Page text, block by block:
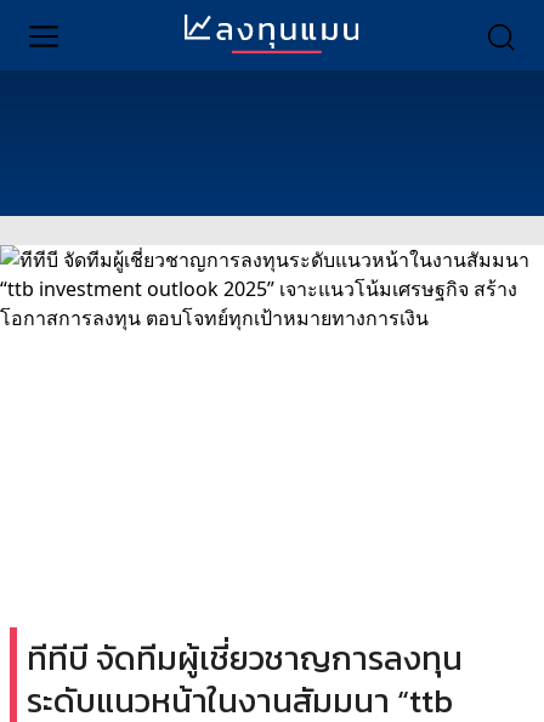
ทีทีบี จัดทีมผู้เชี่ยวชาญการลงทุน
ระดับแนวหน้าในงานสัมมนา “ttb